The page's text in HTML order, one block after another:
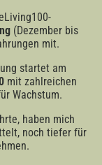
(Dezember bis
mit.
startet am
mit zahlreichen
Wachstum.
haben mich
noch tiefer für